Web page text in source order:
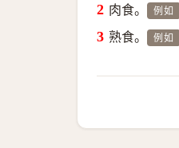
肉食。 例如
熟食。 例如